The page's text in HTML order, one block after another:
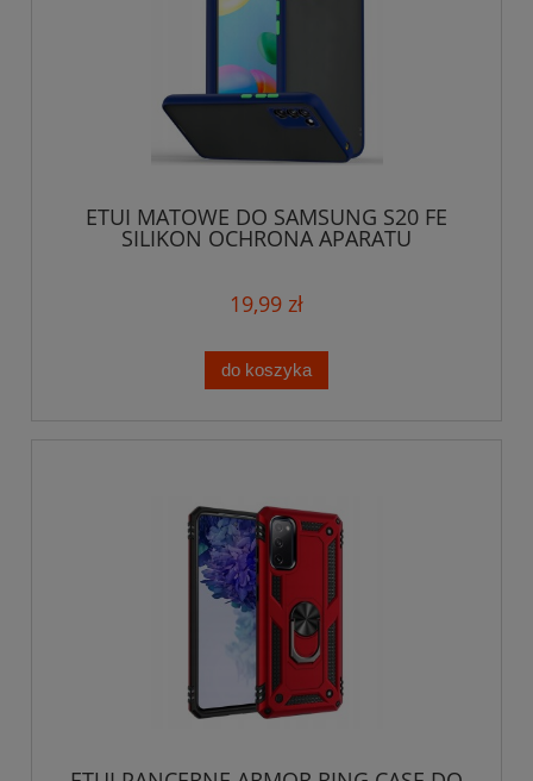
ETUI MATOWE DO SAMSUNG S20 FE
SILIKON OCHRONA APARATU
19,99 zł
do koszyka